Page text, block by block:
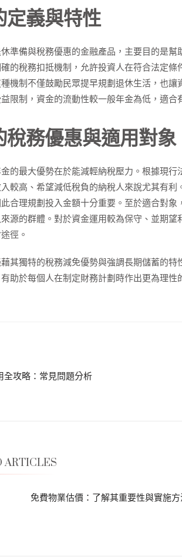
定義與特性
準備與稅務優惠的金融產品，主要目的是
的稅務扣抵機制，允許投資人在符合法定
機制不僅鼓勵民眾提早規劃退休生活，也
限制，資金的流動性較一般年金為低，適合
稅務優惠與適用對象
的最大優勢在於能減輕納稅壓力。根據現
較高、希望減低稅負的納稅人來說尤其有
合理規劃投入金額十分重要。至於適合對
源的群體。對於資金運用較為保守、並期
徑。
其獨特的稅務減免優勢與強調長期儲蓄的
助於每個人在制定財務計劃時作出更為理性
全攻略：常見問題分析
免費物業估價：了解其重要性與實施方